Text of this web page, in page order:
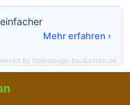
Mehr erfahren ›
by homepage-baukasten.de